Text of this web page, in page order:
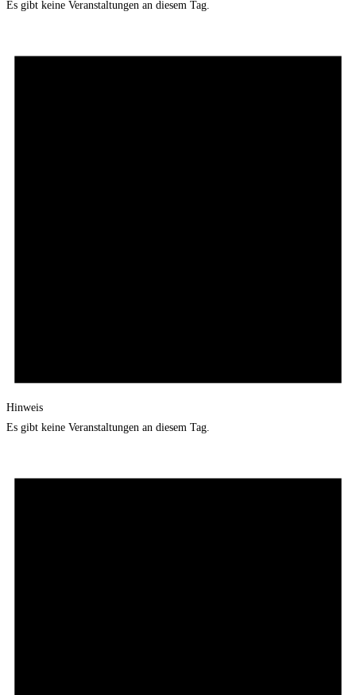
Es gibt keine Veranstaltungen an diesem Tag.
Hinweis
Es gibt keine Veranstaltungen an diesem Tag.